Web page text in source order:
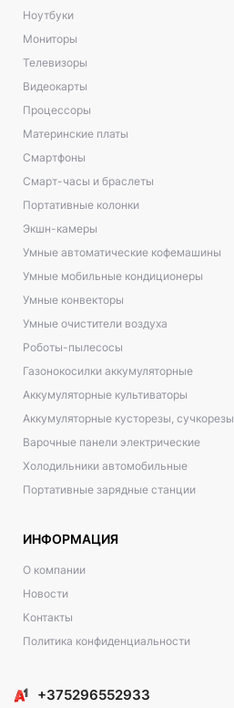
Ноутбуки
Мониторы
Телевизоры
Видеокарты
Процессоры
Материнские платы
Смартфоны
Смарт-часы и браслеты
Портативные колонки
Экшн-камеры
Умные автоматические кофемашины
Умные мобильные кондиционеры
Умные конвекторы
Умные очистители воздуха
Роботы-пылесосы
Газонокосилки аккумуляторные
Аккумуляторные культиваторы
Аккумуляторные кусторезы, сучкорезы
Варочные панели электрические
Холодильники автомобильные
Портативные зарядные станции
ИНФОРМАЦИЯ
О компании
Новости
Контакты
Политика конфиденциальности
+375296552933